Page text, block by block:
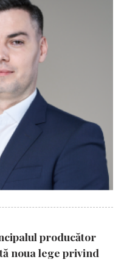
producător
noua lege privind